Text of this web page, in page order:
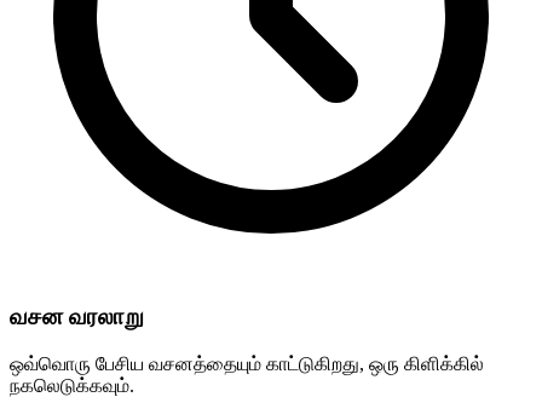
வசன வரலாறு
ஒவ்வொரு பேசிய வசனத்தையும் காட்டுகிறது, ஒரு கிளிக்கில்
நகலெடுக்கவும்.